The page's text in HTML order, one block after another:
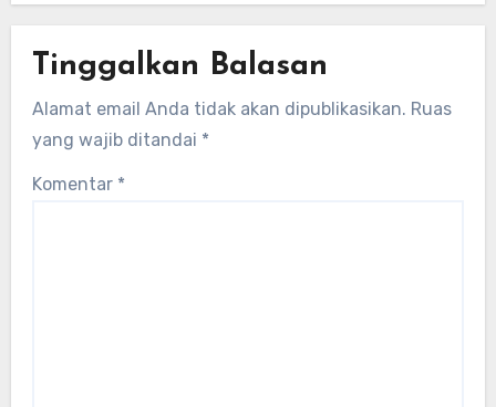
Tinggalkan Balasan
Alamat email Anda tidak akan dipublikasikan. Ruas
yang wajib ditandai *
Komentar *